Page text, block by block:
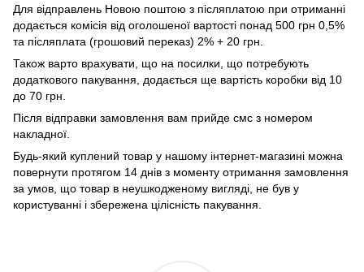
Для відправлень Новою поштою з післяплатою при отриманні
додається комісія від оголошеної вартості понад 500 грн 0,5%
та післяплата (грошовий переказ) 2% + 20 грн.
Також варто врахувати, що на посилки, що потребують
додаткового пакування, додається ще вартість коробки від 10
до 70 грн.
Після відправки замовлення вам прийде смс з номером
накладної.
Будь-який куплений товар у нашому інтернет-магазині можна
повернути протягом 14 днів з моменту отримання замовлення
за умов, що товар в неушкодженому вигляді, не був у
користуванні і збережена цілісність пакування.